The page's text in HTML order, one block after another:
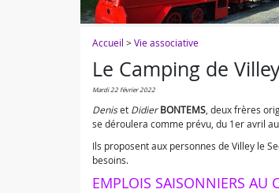
Accueil >Vie associative
Le Camping de
mardi 22 février 2022
Deniset Didier BONTEMS , deux frères
se déroulera comme prévu, du 1er avril
Ils proposent aux personnes de Villey le
besoins.
EMPLOIS SAISONNIERS AU